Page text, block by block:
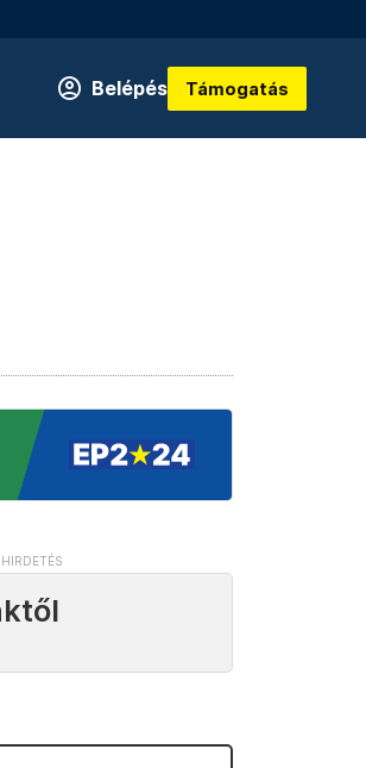
Belépés Támogatás